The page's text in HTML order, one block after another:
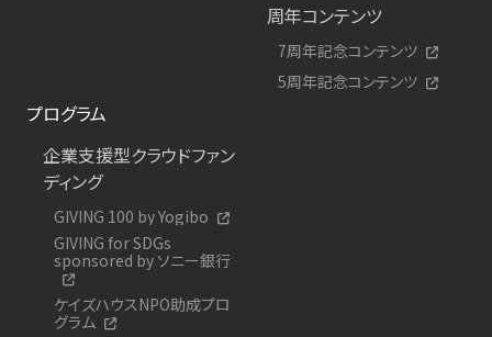
周年コンテンツ
7周年記念コンテンツ
5周年記念コンテンツ
プログラム
企業支援型クラウドファン
ディング
GIVING 100 by Yogibo
GIVING for SDGs
sponsored by ソニー銀行
ケイズハウスNPO助成プロ
グラム